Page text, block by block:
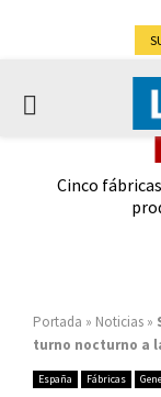
PRIMARY
Cinco
Portada » Noticias »
turno nocturno a
España Fábricas